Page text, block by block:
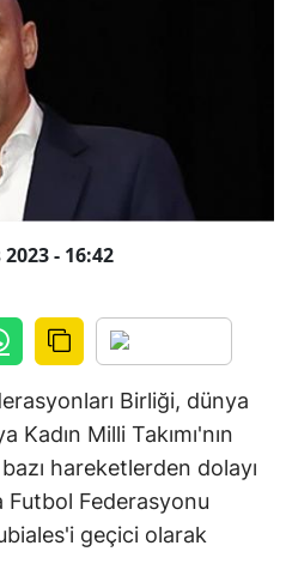
- 16:42
Birliği, dünya
Milli Takımı'nın
hareketlerden dolayı
Futbol Federasyonu
geçici olarak